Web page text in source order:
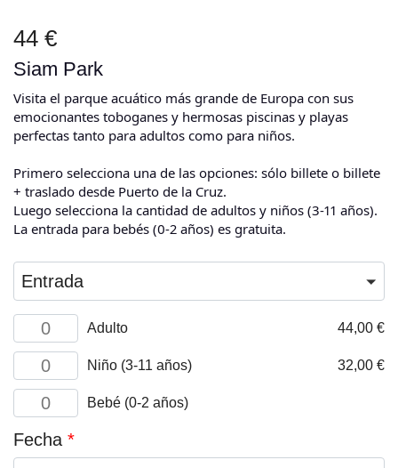
44 €
Siam Park
Visita el parque acuático más grande de Europa con sus
emocionantes toboganes y hermosas piscinas y playas
perfectas tanto para adultos como para niños.
Primero selecciona una de las opciones: sólo billete o billete
+ traslado desde Puerto de la Cruz.
Luego selecciona la cantidad de adultos y niños (3-11 años).
La entrada para bebés (0-2 años) es gratuita.
Entrada
Adult
cantidad
Adulto 44,00 €
Child
(3-
11
years)
cantidad
Niño (3-11 años) 32,00 €
Infant
(0-
years)
cantidad
Bebé (0-2 años)
Fecha *